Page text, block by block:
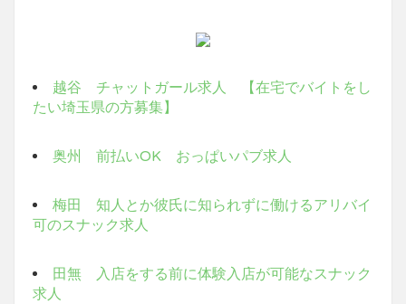
越谷 チャットガール求人 【在宅でバイトをし
たい埼玉県の方募集】
奥州 前払いOK おっぱいパブ求人
梅田 知人とか彼氏に知られずに働けるアリバイ
可のスナック求人
田無 入店をする前に体験入店が可能なスナック
求人